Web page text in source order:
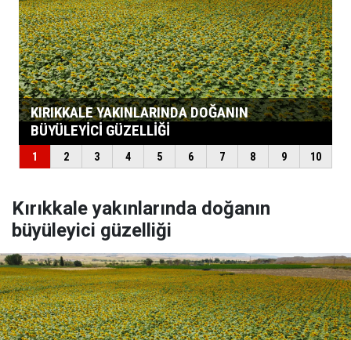
Kırıkkale yakınlarında doğanın
büyüleyici güzelliği